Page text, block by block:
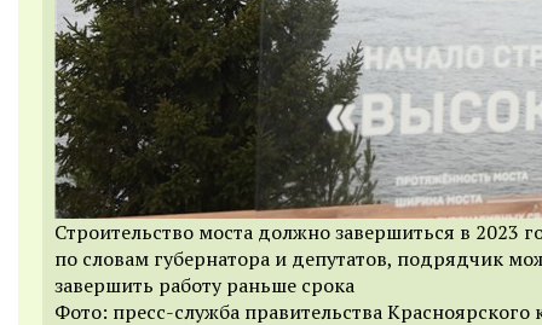
Строительство моста должно завершиться в 2023
по словам губернатора и депутатов, подрядчик
завершить работу раньше срока
Фото: пресс-служба правительства Красноярского